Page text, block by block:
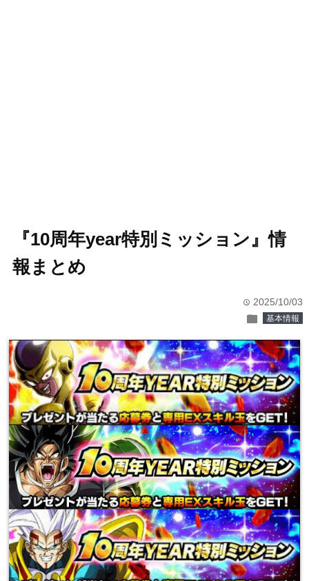
『10周年year特別ミッション』情
報まとめ
time 2025/10/03
folder 基本情報